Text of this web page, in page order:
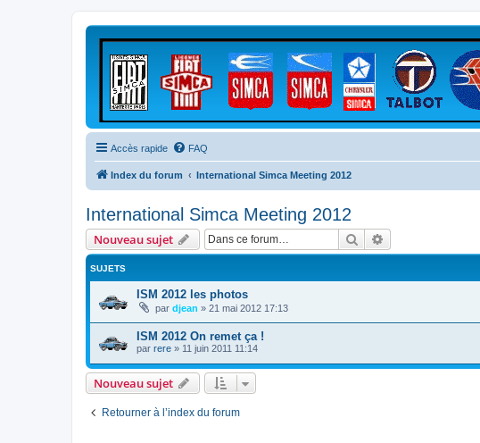
Accès rapide FAQ
Index du forum International Simca Meeting 2012
International Simca Meeting 2012
Nouveau sujet Rechercher
SUJETS
ISM 2012 les photos
par djean » 21 mai 2012 17:13
ISM 2012 On remet ça !
par rere » 11 juin 2011 11:14
Nouveau sujet
Retourner à l’index du forum